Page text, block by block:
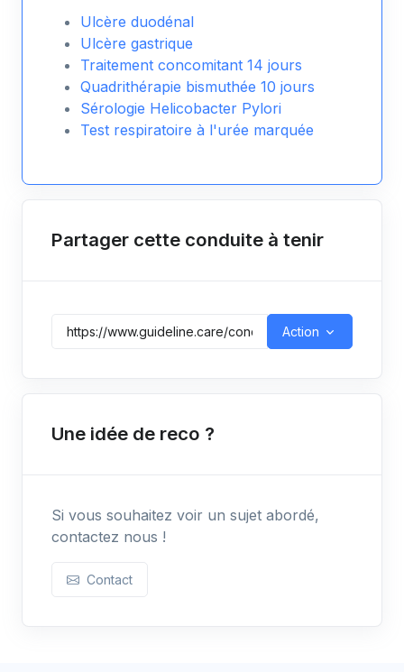
Ulcère duodénal
Ulcère gastrique
Traitement concomitant 14 jours
Quadrithérapie bismuthée 10 jours
Sérologie Helicobacter Pylori
Test respiratoire à l'urée marquée
Partager cette conduite à tenir
Action
Une idée de reco ?
Si vous souhaitez voir un sujet abordé,
contactez nous !
Contact